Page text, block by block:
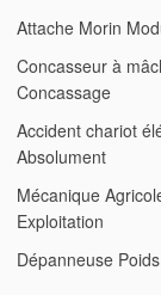
Attache Morin
Concasseur à
Concassage
Accident chariot
Absolument
Mécanique
Exploitation
Dépanneuse